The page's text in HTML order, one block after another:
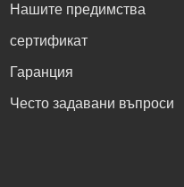
Нашите предимства
сертификат
Гаранция
Често задавани въпроси